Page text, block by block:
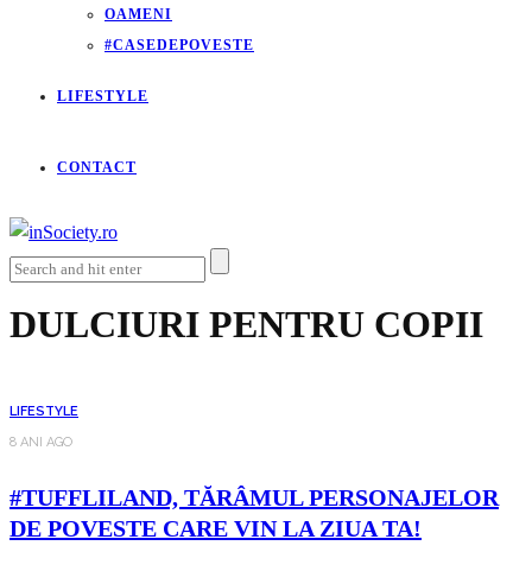
OAMENI
#CASEDEPOVESTE
LIFESTYLE
CONTACT
DULCIURI PENTRU COPII
LIFESTYLE
8 ANI AGO
#TUFFLILAND, TĂRÂMUL PERSONAJELOR
DE POVESTE CARE VIN LA ZIUA TA!